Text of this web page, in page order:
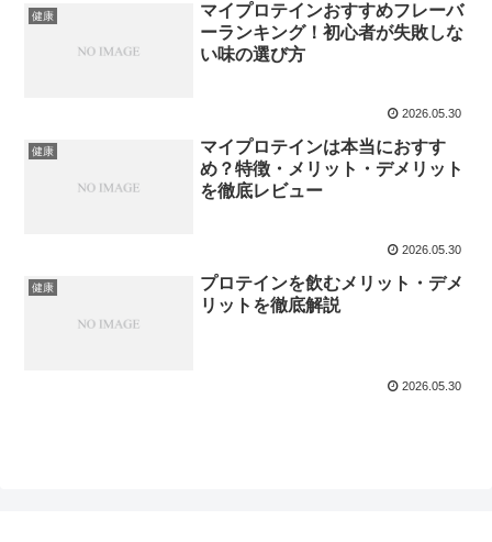
健康
マイプロテインおすすめフレーバ
ーランキング！初心者が失敗しな
い味の選び方
2026.05.30
健康
マイプロテインは本当におすす
め？特徴・メリット・デメリット
を徹底レビュー
2026.05.30
健康
プロテインを飲むメリット・デメ
リットを徹底解説
2026.05.30